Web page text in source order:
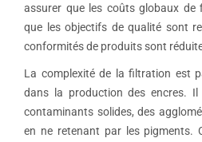
assurer que les coûts globaux de
que les objectifs de qualité sont
conformités de produits sont
La complexité de la filtration est
dans la production des encres.
contaminants solides, des
en ne retenant par les pigments.